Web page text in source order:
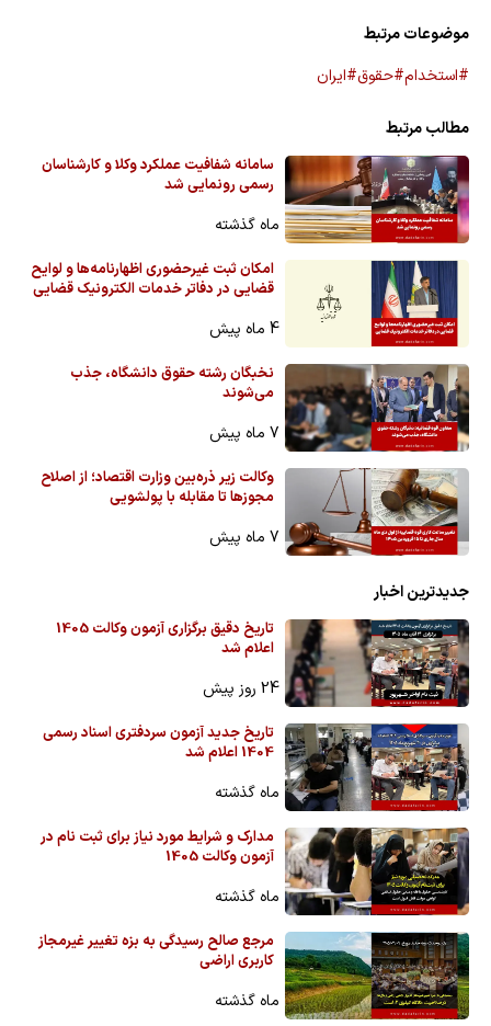
موضوعات مرتبط
#استخدام#حقوق#ایران
مطالب مرتبط
سامانه شفافیت عملکرد وکلا و کارشناسان
رسمی رونمایی شد
ماه گذشته
امکان ثبت غیرحضوری اظهارنامه‌ها و لوایح
قضایی در دفاتر خدمات الکترونیک قضایی
4 ماه پیش
نخبگان رشته حقوق دانشگاه، جذب
می‌شوند
7 ماه پیش
وکالت زیر ذره‌بین وزارت اقتصاد؛ از اصلاح
مجوزها تا مقابله با پولشویی
7 ماه پیش
جدیدترین اخبار
تاریخ دقیق برگزاری آزمون وکالت 1405
اعلام شد
24 روز پیش
تاریخ جدید آزمون سردفتری اسناد رسمی
1404 اعلام شد
ماه گذشته
مدارک و شرایط مورد نیاز برای ثبت نام در
آزمون وکالت 1405
ماه گذشته
مرجع صالح رسیدگی به بزه تغییر غیرمجاز
کاربری اراضی
ماه گذشته